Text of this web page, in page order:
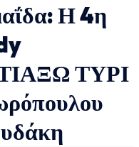
Η 4η
ΤΥΡΙ